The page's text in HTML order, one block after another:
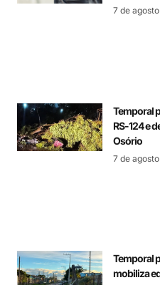
7 de
Temporal
RS-124 e
Osório
7 de
Temporal
mobiliza